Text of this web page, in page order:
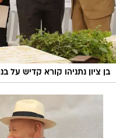
בן ציון נתניהו קורא קדיש על בנו